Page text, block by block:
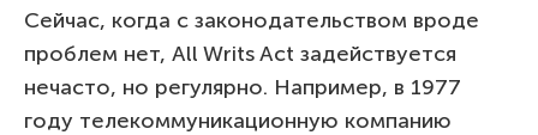
Сейчас, когда с законодательством вроде
проблем нет, All Writs Act задействуется
нечасто, но регулярно. Например, в 1977
году телекоммуникационную компанию